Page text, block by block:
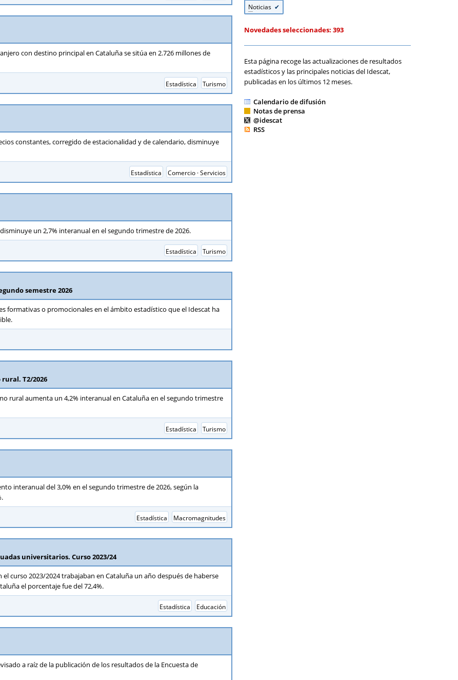
con destino principal en Cataluña se sitúa en 2.726 millones de
Turismo
Estadística
constantes, corregido de estacionalidad y de calendario, disminuye
Comercio · Servicios
Estadística
un 2,7% interanual en el segundo trimestre de 2026.
Turismo
Estadística
semestre 2026
formativas o promocionales en el ámbito estadístico que el Idescat ha
T2/2026
rural aumenta un 4,2% interanual en Cataluña en el segundo trimestre
Turismo
Estadística
interanual del 3,0% en el segundo trimestre de 2026, según la
Macromagnitudes
Estadística
universitarios. Curso 2023/24
curso 2023/2024 trabajaban en Cataluña un año después de haberse
el porcentaje fue del 72,4%.
Educación
Estadística
a raíz de la publicación de los resultados de la Encuesta de
Noticias
Novedades seleccionades:393
Esta página recoge las actualizaciones de resultados
estadísticos y las principales noticias del Idescat,
publicadas en los últimos 12 meses.
Calendario de difusión
Notas de prensa
@idescat
RSS